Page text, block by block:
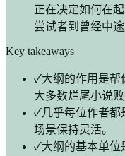
正在决定如何在
尝试者到曾经中
Key takeaways
✓大纲的作用是
大多数烂尾小说
✓几乎每位作者
场景保持灵活。
✓大纲的基本单